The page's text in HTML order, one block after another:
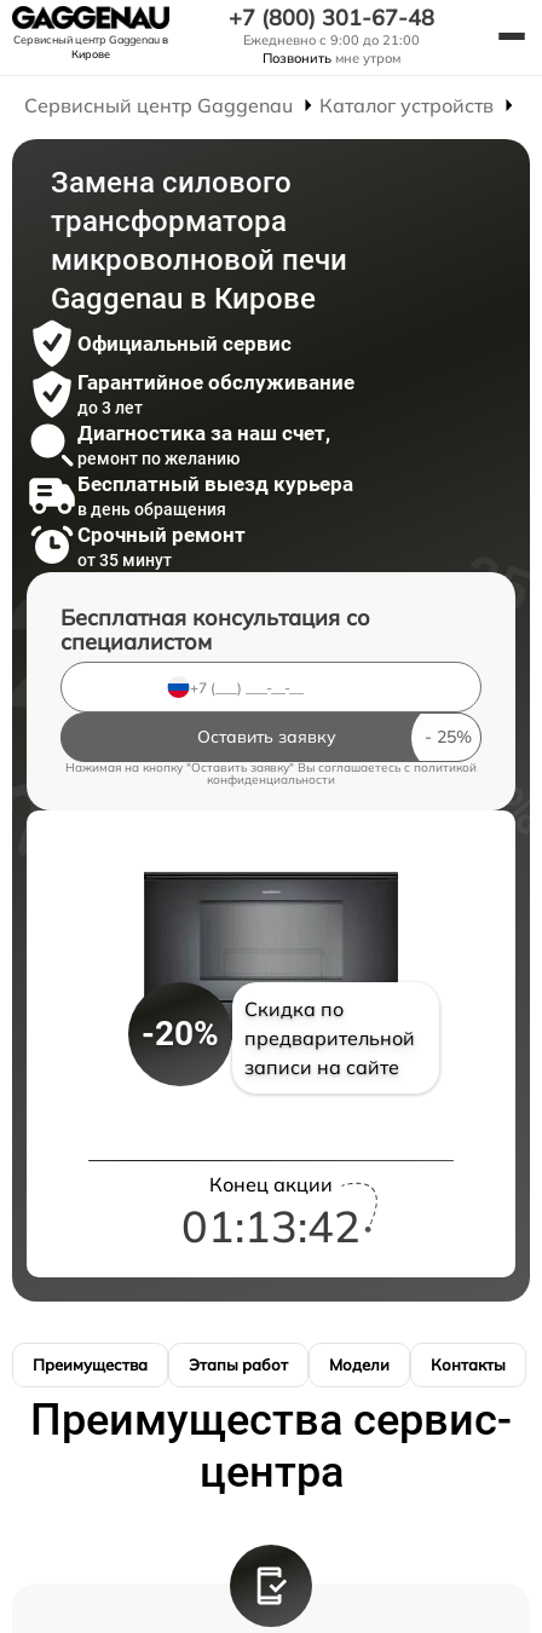
Сервисный центр Gaggenauв
Кирове
+7 (800) 301-67-48
Ежедневно с 9:00 до 21:00
Позвонить мне утром
Сервисный центр Gaggenau Каталог устройств
Замена силового
трансформатора
микроволновой печи
Gaggenau в Кирове
Официальный сервис
Гарантийное обслуживание
до 3 лет
Диагностика за наш счет,
ремонт по желанию
Бесплатный выезд курьера
в день обращения
Срочный ремонт
от 35 минут
Бесплатная консультация со
специалистом
Оставить заявку
Нажимая на кнопку "Оставить заявку" Вы соглашаетесь cполитикой
конфиденциальности
-20%
Скидка по
предварительной
записи на сайте
Конец акции
01:13:42
Преимущества Этапы работ Модели Контакты
Преимущества сервис-
центра